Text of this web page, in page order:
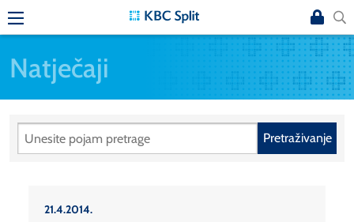
Natječaji
Pretraživanje
21.4.2014.